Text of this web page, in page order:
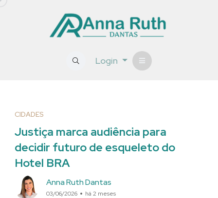
Login
CIDADES
Justiça marca audiência para
decidir futuro de esqueleto do
Hotel BRA
Anna Ruth Dantas
03/06/2026 há 2 meses